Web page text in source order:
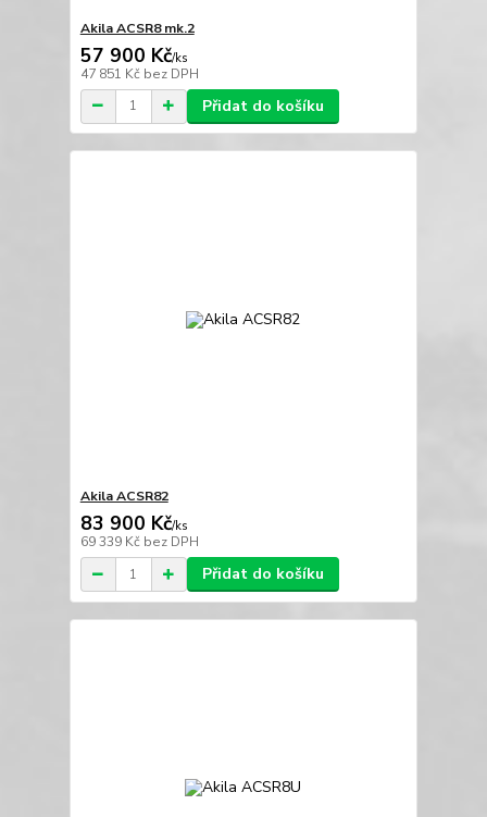
Akila ACSR8 mk.2
57 900 Kč/ks
47 851 Kč bez DPH
Přidat do košíku
Akila ACSR82
83 900 Kč/ks
69 339 Kč bez DPH
Přidat do košíku